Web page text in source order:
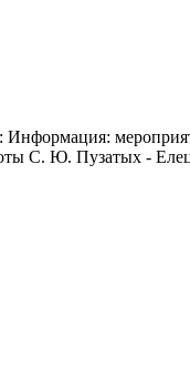
: Информация:
С. Ю. Пузатых -